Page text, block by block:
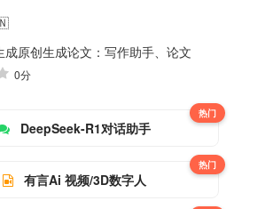
成原创生成论文：写作助手、论文
0分
DeepSeek-R1对话助手
热门
有言Ai 视频/3D数字人
热门